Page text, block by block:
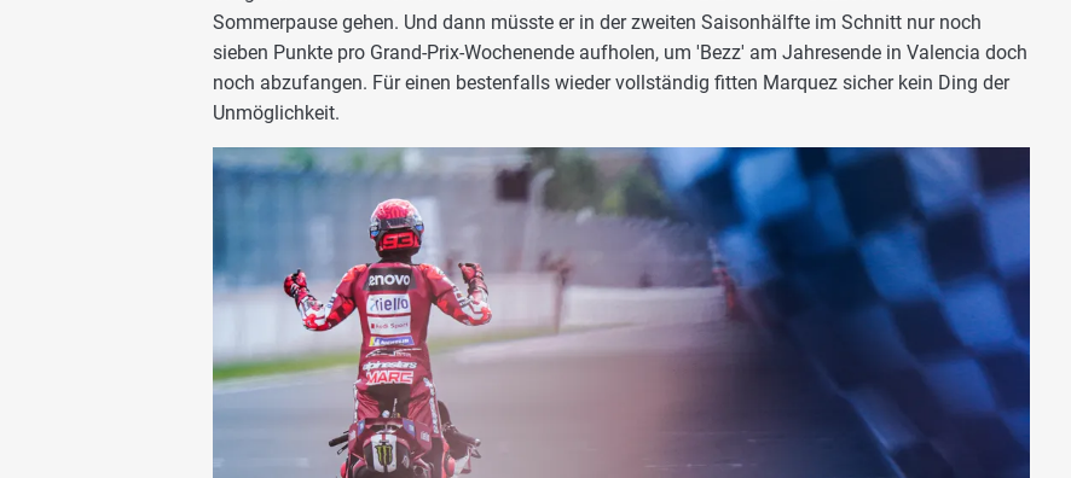
Sommerpause gehen. Und dann müsste er in der zweiten Saisonhälfte im Schnitt nur noch
sieben Punkte pro Grand-Prix-Wochenende aufholen, um 'Bezz' am Jahresende in Valencia doch
noch abzufangen. Für einen bestenfalls wieder vollständig fitten Marquez sicher kein Ding der
Unmöglichkeit.